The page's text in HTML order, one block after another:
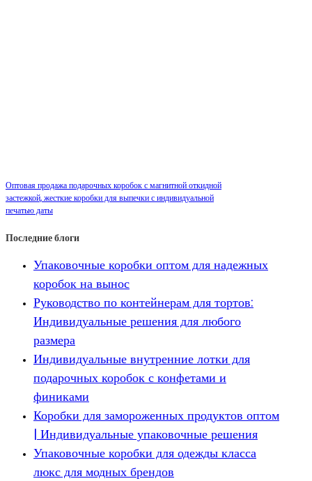
Оптовая продажа подарочных коробок с магнитной откидной
застежкой, жесткие коробки для выпечки с индивидуальной
печатью даты
Последние блоги
Упаковочные коробки оптом для надежных
коробок на вынос
Руководство по контейнерам для тортов:
Индивидуальные решения для любого
размера
Индивидуальные внутренние лотки для
подарочных коробок с конфетами и
финиками
Коробки для замороженных продуктов оптом
| Индивидуальные упаковочные решения
Упаковочные коробки для одежды класса
люкс для модных брендов